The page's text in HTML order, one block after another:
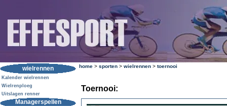
wielrennen
Kalender wielrennen
Wielrenploeg
Uitslagen renner
Managerspellen
home > sporten > wielrennen > toernooi
Toernooi: